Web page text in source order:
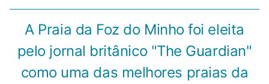
A Praia da Foz do Minho foi eleita
pelo jornal britânico "The Guardian"
como uma das melhores praias da